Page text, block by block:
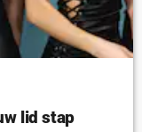
lid stap